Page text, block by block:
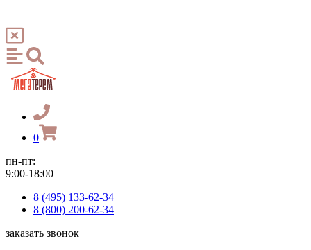
0
пн-пт:
9:00-18:00
8 (495) 133-62-34
8 (800) 200-62-34
заказать звонок